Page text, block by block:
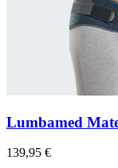
Lumbamed
139,95 €